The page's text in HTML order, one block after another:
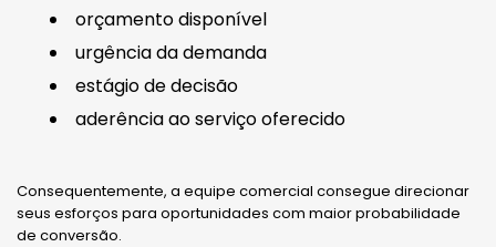
orçamento disponível
urgência da demanda
estágio de decisão
aderência ao serviço oferecido
Consequentemente, a equipe comercial consegue direcionar
seus esforços para oportunidades com maior probabilidade
de conversão.